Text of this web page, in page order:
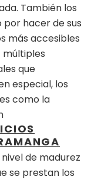
También los
hacer de sus
más accesibles
múltiples
que
especial, los
como la
de madurez
se prestan los